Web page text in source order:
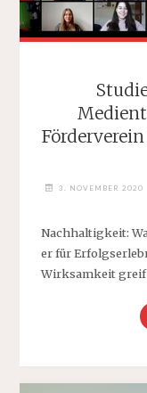
3. NOVEMBER 2020
Nachhaltigkeit:
er für
Wirksamkeit